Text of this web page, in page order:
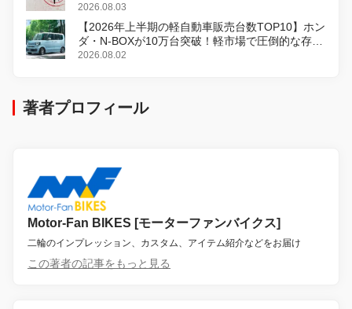
2026.08.03
【2026年上半期の軽自動車販売台数TOP10】ホン
ダ・N-BOXが10万台突破！軽市場で圧倒的な存在
感
2026.08.02
著者プロフィール
Motor-Fan BIKES [モーターファンバイクス]
二輪のインプレッション、カスタム、アイテム紹介などをお届け
この著者の記事をもっと見る